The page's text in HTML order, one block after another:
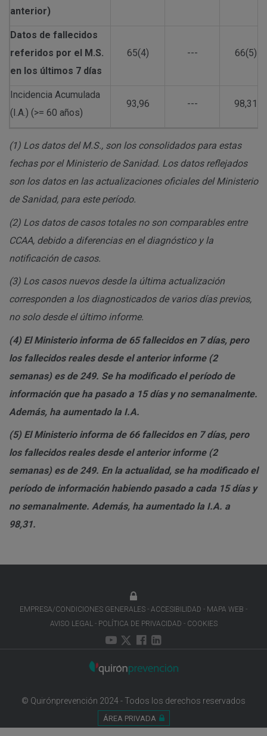
anterior)
Datos de fallecidos
referidos por el M.S.
en los últimos 7 días
65(4) --- 66(5)
Incidencia Acumulada
(I.A.) (>= 60 años)
93,96 --- 98,31
(1) Los datos del M.S., son los consolidados para estas
fechas por el Ministerio de Sanidad. Los datos reflejados
son los datos en las actualizaciones oficiales del Ministerio
de Sanidad, para este período.
(2) Los datos de casos totales no son comparables entre
CCAA, debido a diferencias en el diagnóstico y la
notificación de casos.
(3) Los casos nuevos desde la última actualización
corresponden a los diagnosticados de varios días previos,
no solo desde el último informe.
(4) El Ministerio informa de 65 fallecidos en 7 días, pero
los fallecidos reales desde el anterior informe (2
semanas) es de 249. Se ha modificado el período de
información que ha pasado a 15 días y no semanalmente.
Además, ha aumentado la I.A.
(5) El Ministerio informa de 66 fallecidos en 7 días, pero
los fallecidos reales desde el anterior informe (2
semanas) es de 249. En la actualidad, se ha modificado el
período de información habiendo pasado a cada 15 días y
no semanalmente. Además, ha aumentado la I.A. a
98,31.
EMPRESA/CONDICIONES GENERALES ACCESIBILIDAD
MAPA WEB
AVISO LEGAL
POLÍTICA DE PRIVACIDAD COOKIES
© Quirónprevención 2024 - Todos los derechos reservados
ÁREA PRIVADA